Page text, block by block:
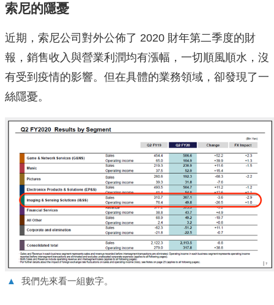
索尼的隱憂
近期，索尼公司對外公佈了 2020 財年第二季度的財
報，銷售收入與營業利潤均有漲幅，一切順風順水，沒
有受到疫情的影響。但在具體的業務領域，卻發現了一
絲隱憂。
▲ 我們先來看一組數字。